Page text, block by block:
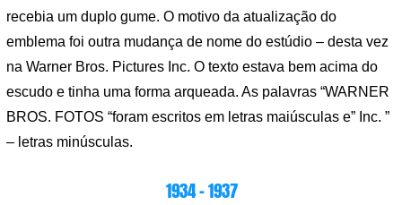
recebia um duplo gume. O motivo da atualização do
emblema foi outra mudança de nome do estúdio – desta vez
na Warner Bros. Pictures Inc. O texto estava bem acima do
escudo e tinha uma forma arqueada. As palavras “WARNER
BROS. FOTOS “foram escritos em letras maiúsculas e” Inc. ”
– letras minúsculas.
1934 – 1937